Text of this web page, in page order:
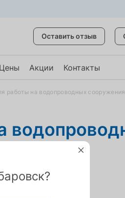
Оставить отзыв
Цены Акции Контакты
работы на водопроводных